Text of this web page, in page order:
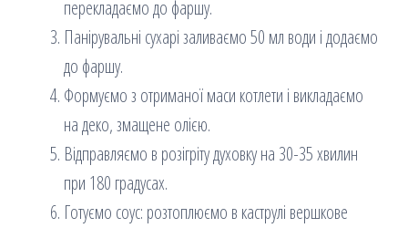
перекладаємо до фаршу.
Панірувальні сухарі заливаємо 50 мл води і додаємо
до фаршу.
Формуємо з отриманої маси котлети і викладаємо
на деко, змащене олією.
Відправляємо в розігріту духовку на 30-35 хвилин
при 180 градусах.
Готуємо соус: розтоплюємо в каструлі вершкове